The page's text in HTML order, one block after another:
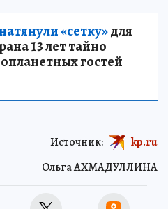
«сетку»для
13 лет тайно
гостей
Ольга АХМАДУЛЛИНА
Источник: kp.ru